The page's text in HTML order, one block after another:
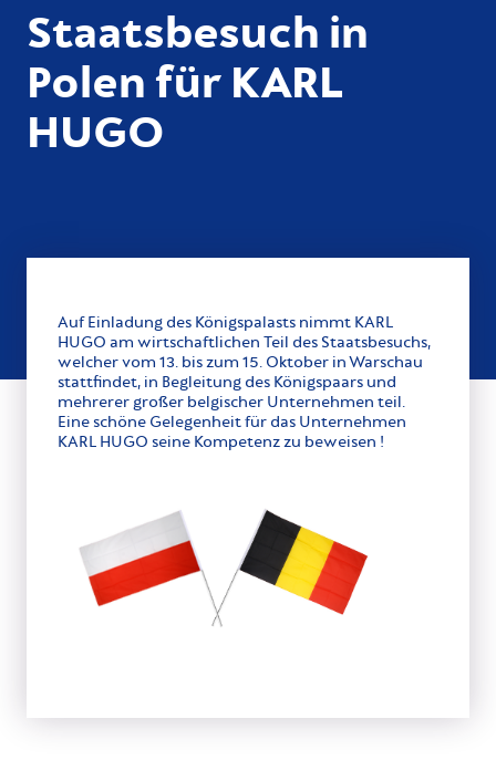
Staatsbesuch in
Polen für KARL
HUGO
Auf Einladung des Königspalasts nimmt KARL
HUGO am wirtschaftlichen Teil des Staatsbesuchs,
welcher vom 13. bis zum 15. Oktober in Warschau
stattfindet, in Begleitung des Königspaars und
mehrerer großer belgischer Unternehmen teil.
Eine schöne Gelegenheit für das Unternehmen
KARL HUGO seine Kompetenz zu beweisen !